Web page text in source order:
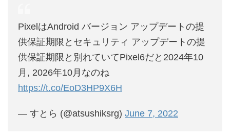
PixelはAndroid バージョン アップデートの提
供保証期限とセキュリティ アップデートの提
供保証期限と別れていてPixel6だと2024年10
月, 2026年10月なのね
https://t.co/EoD3HP9X6H
— すとら (@atsushiksrg) June 7, 2022